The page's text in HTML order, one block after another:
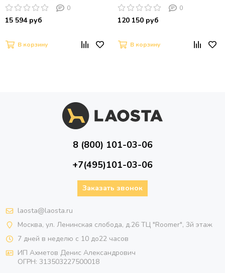
терракотовая рогожка /
Черный
0
15 594 руб
В корзину
МАТОВЫЙ (MATT BLACK
MARBLE SOLID CERAMIC /
ОРЕХ, ®DISAUR
0
120 150 руб
В корзину
8 (800) 101-03-06
+7(495)101-03-06
Заказать звонок
laosta@laosta.ru
Москва, ул. Ленинская слобода, д.26 ТЦ "Roomer", 3й этаж
7 дней в неделю с 10 до22 часов
ИП Ахметов Денис Александрович
ОГРН: 313503227500018